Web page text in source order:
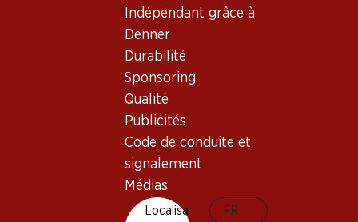
Indépendant grâce à
Denner
Durabilité
Sponsoring
Qualité
Publicités
Code de conduite et
signalement
Médias
Localisa
FR
Bon à savoir
Cabernet Sauvignon
Petit Verdot
Cabernet Franc